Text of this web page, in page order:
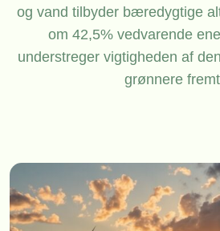
og vand tilbyder bæredygtige
om 42,5% vedvarende
understreger vigtigheden af
grønnere